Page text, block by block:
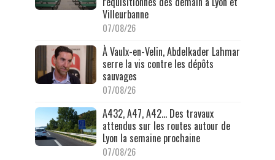
Villeurbanne
07/08/26
À Vaulx-en-Velin, Abdelkader Lahmar
serre la vis contre les dépôts
sauvages
07/08/26
A432, A47, A42… Des travaux
attendus sur les routes autour de
Lyon la semaine prochaine
07/08/26